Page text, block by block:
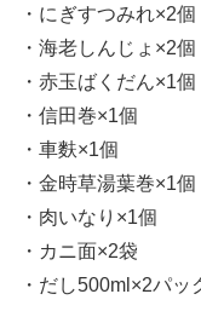
・にぎすつみれ×2個
・海老しんじょ×2個
・赤玉ばくだん×1個
・信田巻×1個
・車麩×1個
・金時草湯葉巻×1個
・肉いなり×1個
・カニ面×2袋
・だし500ml×2パッ